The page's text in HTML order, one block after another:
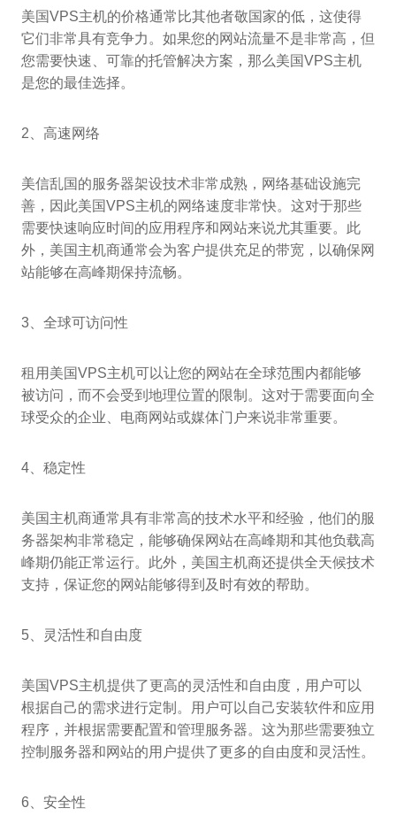
美国VPS主机的价格通常比其他者敬国家的低，这使得
它们非常具有竞争力。如果您的网站流量不是非常高，但
您需要快速、可靠的托管解决方案，那么美国VPS主机
是您的最佳选择。
2、高速网络
美信乱国的服务器架设技术非常成熟，网络基础设施完
善，因此美国VPS主机的网络速度非常快。这对于那些
需要快速响应时间的应用程序和网站来说尤其重要。此
外，美国主机商通常会为客户提供充足的带宽，以确保网
站能够在高峰期保持流畅。
3、全球可访问性
租用美国VPS主机可以让您的网站在全球范围内都能够
被访问，而不会受到地理位置的限制。这对于需要面向全
球受众的企业、电商网站或媒体门户来说非常重要。
4、稳定性
美国主机商通常具有非常高的技术水平和经验，他们的服
务器架构非常稳定，能够确保网站在高峰期和其他负载高
峰期仍能正常运行。此外，美国主机商还提供全天候技术
支持，保证您的网站能够得到及时有效的帮助。
5、灵活性和自由度
美国VPS主机提供了更高的灵活性和自由度，用户可以
根据自己的需求进行定制。用户可以自己安装软件和应用
程序，并根据需要配置和管理服务器。这为那些需要独立
控制服务器和网站的用户提供了更多的自由度和灵活性。
6、安全性